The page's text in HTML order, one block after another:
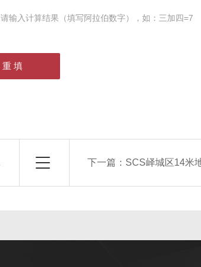
请输入计算结果（填写阿拉伯数字），如：三加四=7
下一篇： SCS峄城区14米地磅